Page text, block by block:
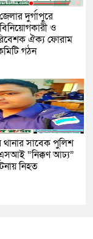
দুর্গাপুরে
ও
ঐক্য ফোরাম
গঠন
সাবেক পুলিশ
“নিক্কণ আঢ্য”
নিহত